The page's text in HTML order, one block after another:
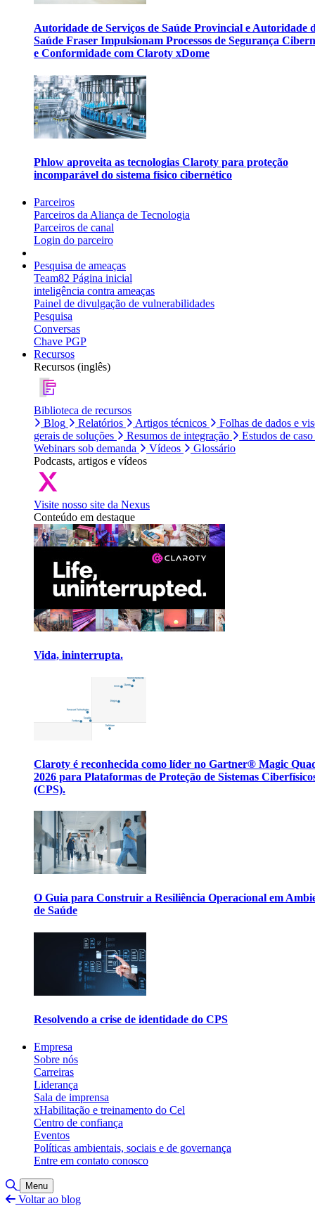
Autoridade de Serviços de Saúde Provincial e Autoridade
Saúde Fraser Impulsionam Processos de Segurança
e Conformidade com Claroty xDome
Phlow aproveita as tecnologias Claroty para proteção
incomparável do sistema físico cibernético
Parceiros
Parceiros da Aliança de Tecnologia
Parceiros de canal
Login do parceiro
Pesquisa de ameaças
Team82 Página inicial
inteligência contra ameaças
Painel de divulgação de vulnerabilidades
Pesquisa
Conversas
Chave PGP
Recursos
Recursos (inglês)
Biblioteca de recursos
Blog
Relatórios Artigos técnicos
Folhas de dados e
gerais de soluções
Resumos de integração
Estudos de caso
Webinars sob demanda
Vídeos
Glossário
Podcasts, artigos e vídeos
Visite nosso site da Nexus
Conteúdo em destaque
Vida, ininterrupta.
Claroty é reconhecida como líder no Gartner® Magic
2026 para Plataformas de Proteção de Sistemas
(CPS).
O Guia para Construir a Resiliência Operacional em
de Saúde
Resolvendo a crise de identidade do CPS
Empresa
Sobre nós
Carreiras
Liderança
Sala de imprensa
xHabilitação e treinamento do Cel
Centro de confiança
Eventos
Políticas ambientais, sociais e de governança
Entre em contato conosco
Alternar pesquisa
Menu
Voltar ao blog